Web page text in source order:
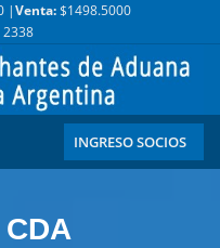
|Venta:$1498.5000
INGRESO SOCIOS